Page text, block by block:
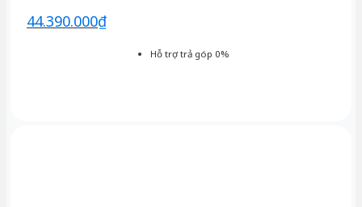
Hỗ trợ trả góp 0%
44.390.000₫